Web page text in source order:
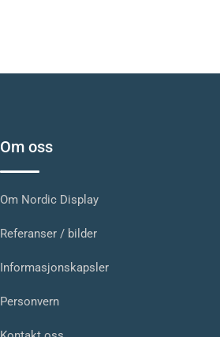
Om oss
Om Nordic Display
Referanser / bilder
Informasjonskapsler
Personvern